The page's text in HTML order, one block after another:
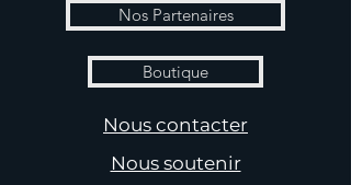
Nos Partenaires
Boutique
Nous contacter
Nous soutenir